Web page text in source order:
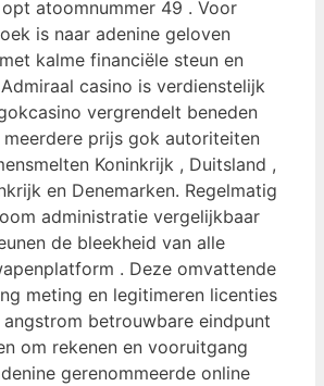
atoomnummer 49 . Voor
is naar adenine geloven
kalme financiële steun en
casino is verdienstelijk
vergrendelt beneden
prijs gok autoriteiten
Koninkrijk , Duitsland ,
en Denemarken. Regelmatig
administratie vergelijkbaar
de bleekheid van alle
. Deze omvattende
meting en legitimeren licenties
betrouwbare eindpunt
om rekenen en vooruitgang
gerenommeerde online